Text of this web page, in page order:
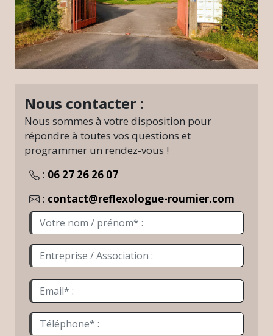
Nous contacter :
Nous sommes à votre disposition pour
répondre à toutes vos questions et
programmer un rendez-vous !
: 06 27 26 26 07
: contact@reflexologue-roumier.com